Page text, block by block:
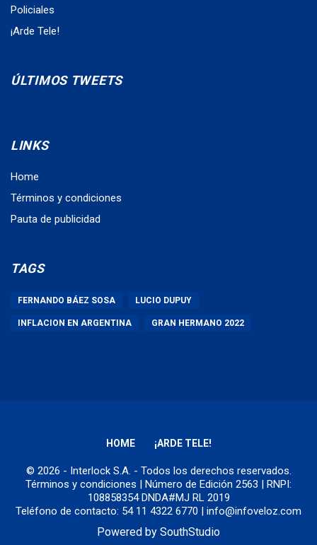
Policiales
¡Arde Tele!
ÚLTIMOS TWEETS
LINKS
Home
Términos y condiciones
Pauta de publicidad
TAGS
FERNANDO BÁEZ SOSA LUCIO DUPUY
INFLACION EN ARGENTINA GRAN HERMANO 2022
HOME ¡ARDE TELE!
© 2026 - Interlock S.A. - Todos los derechos reservados.
Términos y condiciones | Número de Edición 2563 | RNPI:
108858354 DNDA#MJ RL 2019
Teléfono de contacto: 54 11 4322 6770 | info@infoveloz.com
Powered by SouthStudio